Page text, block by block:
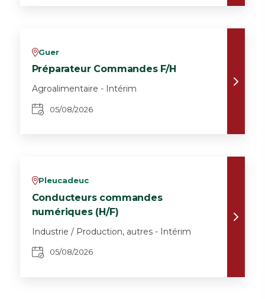
vGuer
Préparateur Commandes F/H
Agroalimentaire - Intérim
05/08/2026
vPleucadeuc
Conducteurs commandes
numériques (H/F)
Industrie / Production, autres - Intérim
05/08/2026